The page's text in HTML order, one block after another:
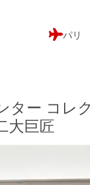
パリ
ター コレ
大巨匠